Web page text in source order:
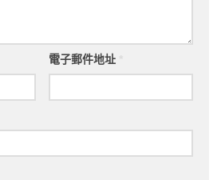
電子郵件地址